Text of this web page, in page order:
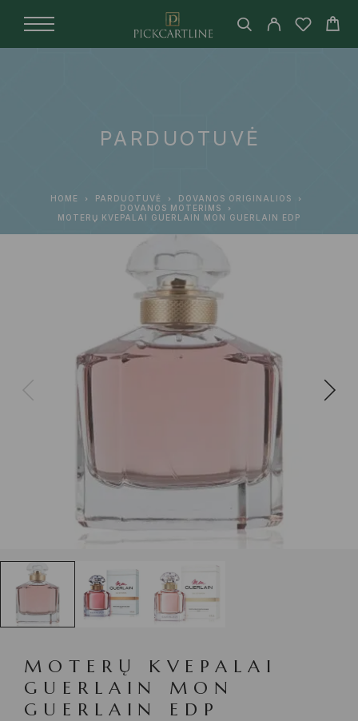
PARDUOTUVĖ
HOME PARDUOTUVĖ
DOVANOS ORIGINALIOS
DOVANOS MOTERIMS
MOTERŲ KVEPALAI GUERLAIN MON GUERLAIN EDP
MOTERŲ KVEPALAI
GUERLAIN MON
GUERLAIN EDP